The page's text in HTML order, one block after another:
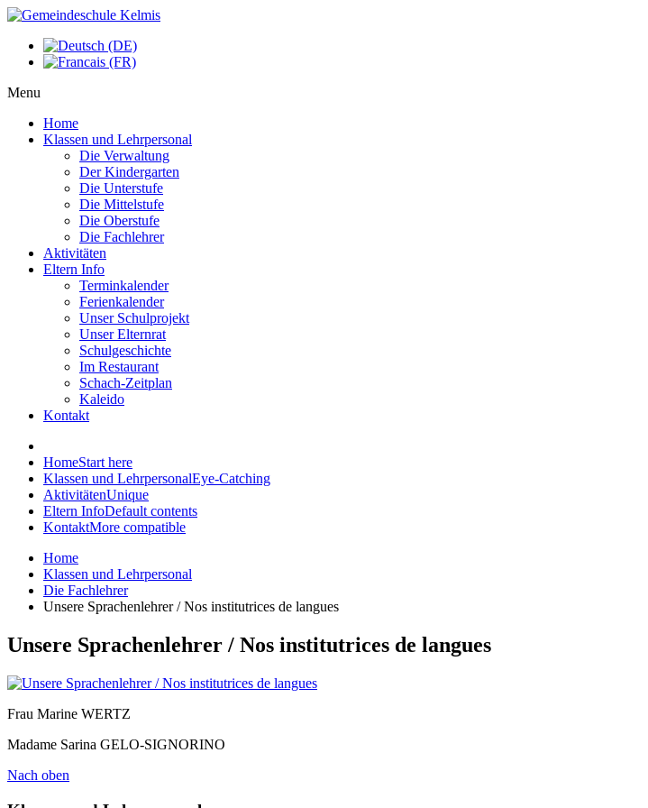
Menu
Home
Klassen und Lehrpersonal
Die Verwaltung
Der Kindergarten
Die Unterstufe
Die Mittelstufe
Die Oberstufe
Die Fachlehrer
Aktivitäten
Eltern Info
Terminkalender
Ferienkalender
Unser Schulprojekt
Unser Elternrat
Schulgeschichte
Im Restaurant
Schach-Zeitplan
Kaleido
Kontakt
HomeStart here
Klassen und LehrpersonalEye-Catching
AktivitätenUnique
Eltern InfoDefault contents
KontaktMore compatible
Home
Klassen und Lehrpersonal
Die Fachlehrer
Unsere Sprachenlehrer / Nos institutrices de langues
Unsere Sprachenlehrer / Nos institutrices de langues
Frau Marine WERTZ
Madame Sarina GELO-SIGNORINO
Nach oben